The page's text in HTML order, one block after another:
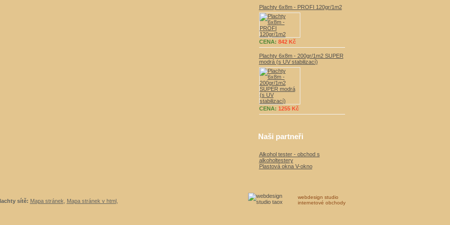
Plachty 6x8m - PROFI 120gr/1m2
CENA: 842 Kč
Plachty 6x8m - 200gr/1m2 SUPER
modrá (s UV stabilizací)
CENA: 1255 Kč
Naši partneři
Alkohol tester - obchod s
alkoholtestery
Plastová okna V-okno
sítě: Mapa stránek Mapa stránek v html,
webdesign studio
internetové obchody